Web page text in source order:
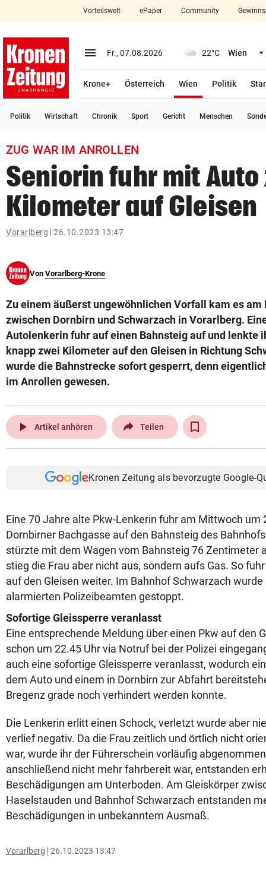
closeSchließen
account_circle Anmelden
arrow_right
Suchbegriff
eingeben
© Krone Multimedia GmbH & Co KG 2026
Vorteilswelt ePaper Community
menu Menü aufklappen
Fr., 07.08.2026 22°C Wien
Krone+ Österreich Wien
Politik
Politik Wirtschaft Chronik Sport Gericht Menschen
ZUG WAR IM ANROLLEN
Seniorin fuhr mit Auto
Kilometer auf Gleisen
Vorarlberg 26.10.2023 13:47
Von Vorarlberg-Krone
Zu einem äußerst ungewöhnlichen Vorfall kam es am
zwischen Dornbirn und Schwarzach in Vorarlberg.
Autolenkerin fuhr auf einen Bahnsteig auf und lenkte
knapp zwei Kilometer auf den Gleisen in Richtung
wurde die Bahnstrecke sofort gesperrt, denn
im Anrollen gewesen.
play_arrow Artikel anhören Teilen
Kronen Zeitung als bevorzugte Google-
Eine 70 Jahre alte Pkw-Lenkerin fuhr am Mittwoch um
Dornbirner Bachgasse auf den Bahnsteig des
stürzte mit dem Wagen vom Bahnsteig 76 Zentimeter
stieg die Frau aber nicht aus, sondern aufs Gas. So
auf den Gleisen weiter. Im Bahnhof Schwarzach
alarmierten Polizeibeamten gestoppt.
Sofortige Gleissperre veranlasst
Eine entsprechende Meldung über einen Pkw auf den
schon um 22.45 Uhr via Notruf bei der Polizei
auch eine sofortige Gleissperre veranlasst, wodurch
dem Auto und einem in Dornbirn zur Abfahrt
Bregenz grade noch verhindert werden konnte.
Die Lenkerin erlitt einen Schock, verletzt wurde aber
verlief negativ. Da die Frau zeitlich und örtlich nicht
war, wurde ihr der Führerschein vorläufig
anschließend nicht mehr fahrbereit war, entstanden
Beschädigungen am Unterboden. Am Gleiskörper
Haselstauden und Bahnhof Schwarzach entstanden
Beschädigungen in unbekanntem Ausmaß.
Vorarlberg 26.10.2023 13:47